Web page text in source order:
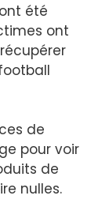
été
ont
de
pour voir
de
nulles.